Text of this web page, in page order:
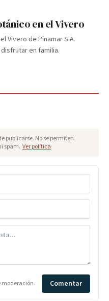
en el Vivero
Vivero de Pinamar S.A.
en familia.
publicarse. No se permiten
spam. Ver política
moderación. Comentar